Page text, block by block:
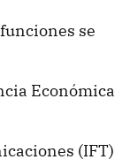
se
Económica
(IFT)